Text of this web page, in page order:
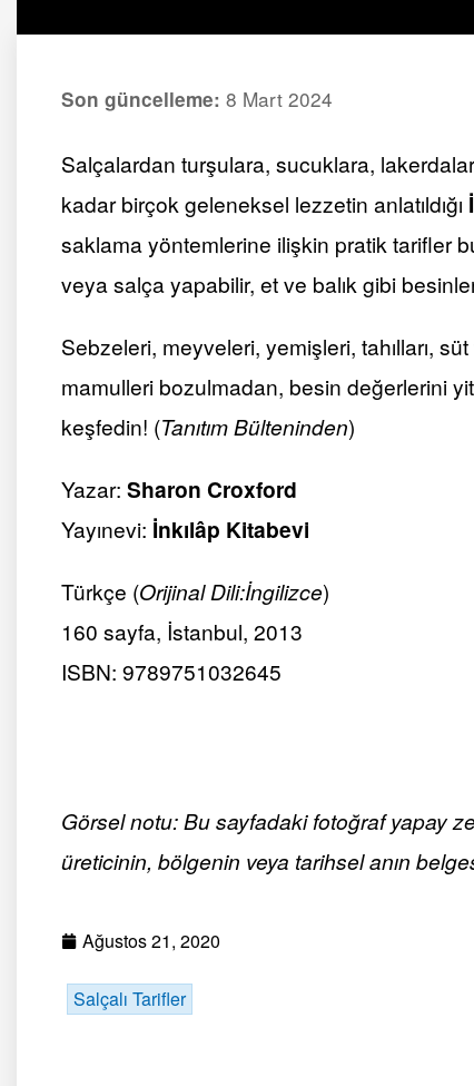
Son güncelleme: 8 Mart 2024
Salçalardan turşulara, sucuklara,
kadar birçok geleneksel lezzetin anlatıldığı
saklama yöntemlerine ilişkin pratik tarifler
veya salça yapabilir, et ve balık gibi
Sebzeleri, meyveleri, yemişleri, tahılları,
mamulleri bozulmadan, besin değerlerini
keşfedin! (Tanıtım Bülteninden)
Yazar: Sharon Croxford
Yayınevi: İnkılâp Kitabevi
Türkçe (Orijinal Dili:İngilizce)
160 sayfa, İstanbul, 2013
ISBN: 9789751032645
Görsel notu: Bu sayfadaki fotoğraf yapay
üreticinin, bölgenin veya tarihsel anın
Ağustos 21, 2020
Salçalı Tarifler